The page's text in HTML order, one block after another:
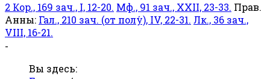
2 Кор., 169 зач., I, 12-20. Мф., 91 зач., XXII, 23-33. Прав.
Анны: Гал., 210 зач. (от полу́), IV, 22-31. Лк., 36 зач.,
VIII, 16-21.
-
Вы здесь: